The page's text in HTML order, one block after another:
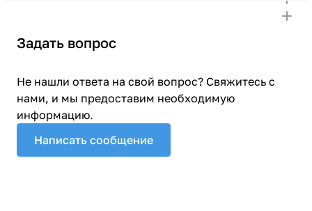
Задать вопрос
Не нашли ответа на свой вопрос? Свяжитесь с
нами, и мы предоставим необходимую
информацию.
Написать сообщение